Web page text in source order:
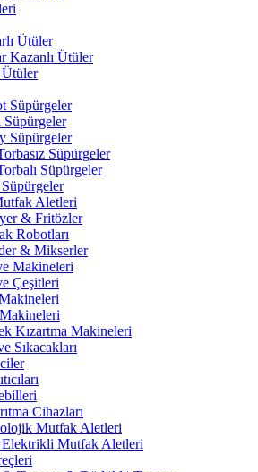
Ütüler
Kazanlı Ütüler
Süpürgeler
Süpürgeler
Süpürgeler
Süpürgeler
Süpürgeler
Aletleri
& Fritözler
Robotları
& Mikserler
Makineleri
Çeşitleri
Kızartma Makineleri
Sıkacakları
Cihazları
Mutfak Aletleri
Mutfak Aletleri